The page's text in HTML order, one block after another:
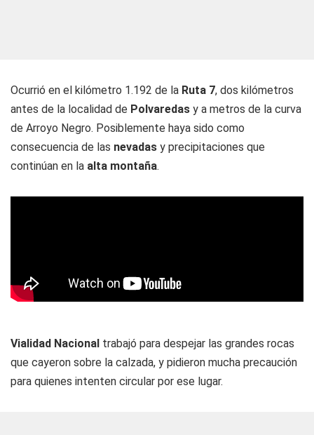
Ocurrió en el kilómetro 1.192 de la Ruta 7, dos kilómetros
antes de la localidad de Polvaredas y a metros de la curva
de Arroyo Negro. Posiblemente haya sido como
consecuencia de las nevadas y precipitaciones que
continúan en la alta montaña.
Vialidad Nacional trabajó para despejar las grandes rocas
que cayeron sobre la calzada, y pidieron mucha precaución
para quienes intenten circular por ese lugar.